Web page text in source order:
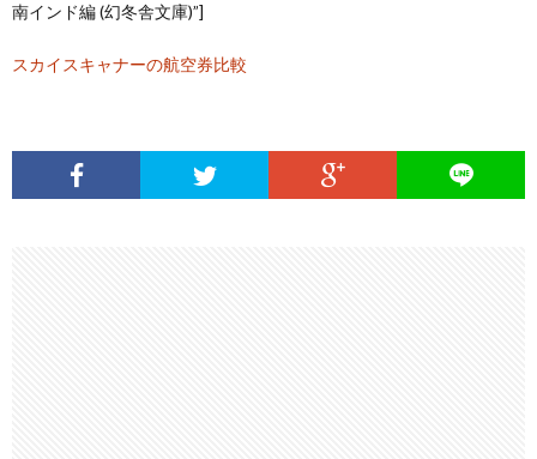
南インド編 (幻冬舎文庫)”]
スカイスキャナーの航空券比較